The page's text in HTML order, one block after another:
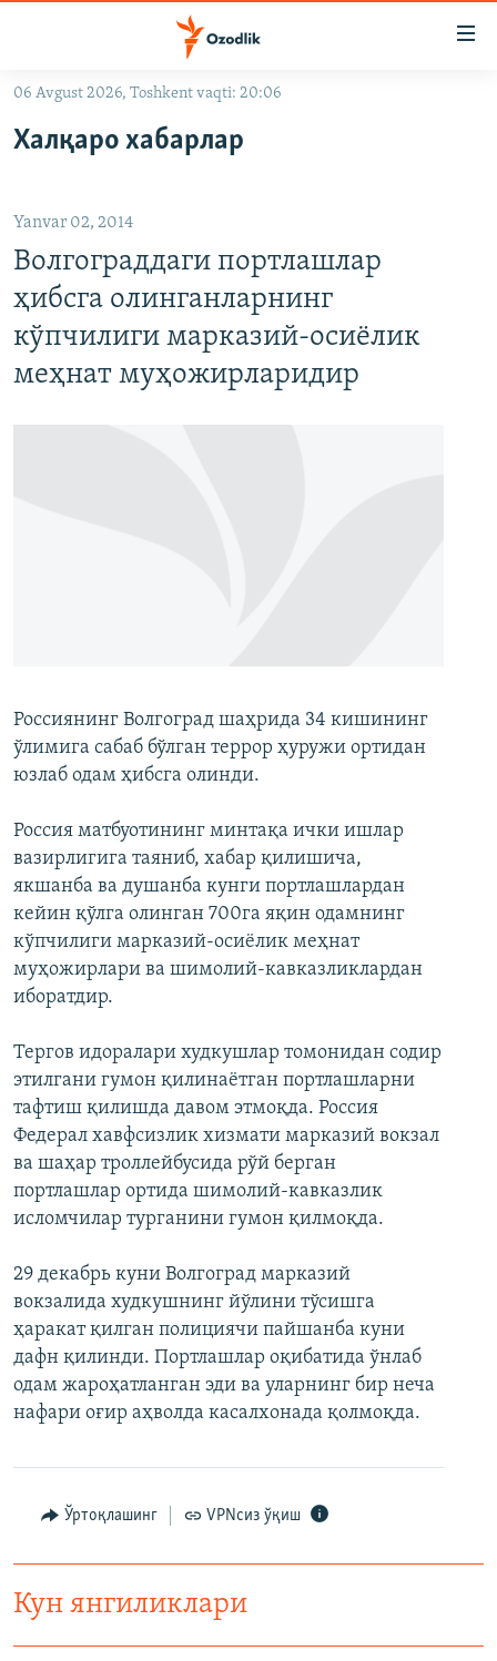
Асосий
навигацияга
Қидиришга
ўтинг
OZODVIDEO
На русском
ИЖТИМОИЙ ТАРМОҚЛАР
06 Avgust 2026, Toshkent vaqti: 20:06
Халқаро хабарлар
Yanvar 02, 2014
Волгограддаги портлашлар
ҳибсга олинганларнинг
кўпчилиги марказий-осиёлик
меҳнат муҳожирларидир
Россиянинг Волгоград шаҳрида 34 кишининг
ўлимига сабаб бўлган террор ҳуружи ортидан
юзлаб одам ҳибсга олинди.
Россия матбуотининг минтақа ички ишлар
вазирлигига таяниб, хабар қилишича,
якшанба ва душанба кунги портлашлардан
кейин қўлга олинган 700га яқин одамнинг
кўпчилиги марказий-осиёлик меҳнат
муҳожирлари ва шимолий-кавказликлардан
иборатдир.
Тергов идоралари худкушлар томонидан содир
этилгани гумон қилинаётган портлашларни
тафтиш қилишда давом этмоқда. Россия
Федерал хавфсизлик хизмати марказий вокзал
ва шаҳар троллейбусида рўй берган
портлашлар ортида шимолий-кавказлик
исломчилар турганини гумон қилмоқда.
29 декабрь куни Волгоград марказий
вокзалида худкушнинг йўлини тўсишга
ҳаракат қилган полициячи пайшанба куни
дафн қилинди. Портлашлар оқибатида ўнлаб
одам жароҳатланган эди ва уларнинг бир неча
нафари оғир аҳволда касалхонада қолмоқда.
Ўртоқлашинг VPNсиз ўқиш
Кун янгиликлари